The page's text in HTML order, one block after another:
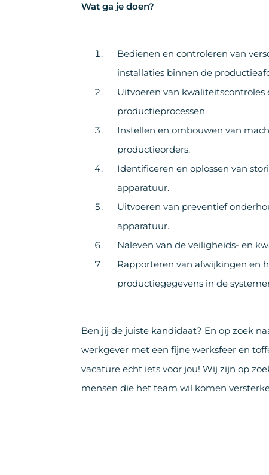
Wat ga je doen?
Bedienen en controleren van
installaties binnen de
Uitvoeren van
productieprocessen.
Instellen en ombouwen van
productieorders.
Identificeren en oplossen van
apparatuur.
Uitvoeren van preventief
apparatuur.
Naleven van de veiligheids- en
Rapporteren van afwijkingen en
productiegegevens in de
Ben jij de juiste kandidaat? En op zoek
werkgever met een fijne werksfeer en
vacature echt iets voor jou! Wij zijn op
mensen die het team wil komen